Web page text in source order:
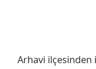
Arhavi ilçesinden